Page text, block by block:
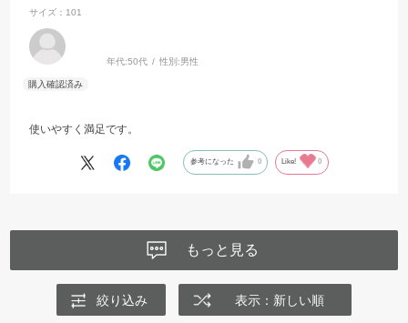
サイズ：101
年代:50代 性別:男性
使いやすく満足です。
参考になった 0 Like! 0
もっと見る
絞り込み 表示：新しい順